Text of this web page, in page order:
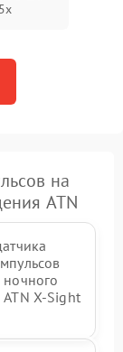
на
ATN
X-Sight